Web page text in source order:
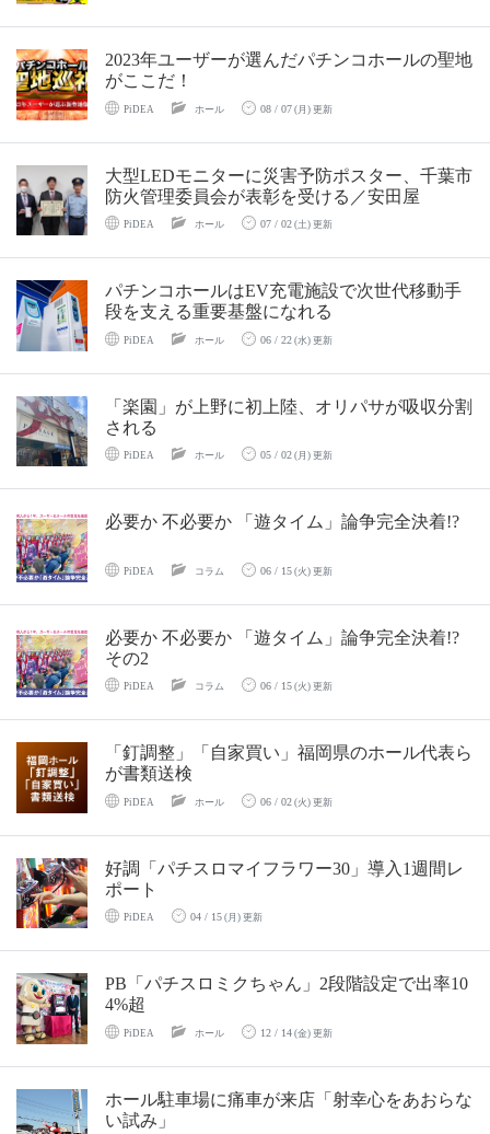
2023年ユーザーが選んだパチンコホールの聖地
がここだ！
PiDEA ホール 08 / 07(月) 更新
大型LEDモニターに災害予防ポスター、千葉市
防火管理委員会が表彰を受ける／安田屋
PiDEA ホール 07 / 02(土) 更新
パチンコホールはEV充電施設で次世代移動手
段を支える重要基盤になれる
PiDEA ホール 06 / 22(水) 更新
「楽園」が上野に初上陸、オリパサが吸収分割
される
PiDEA ホール 05 / 02(月) 更新
必要か 不必要か 「遊タイム」論争完全決着!?
PiDEA コラム 06 / 15(火) 更新
必要か 不必要か 「遊タイム」論争完全決着!?
その2
PiDEA コラム 06 / 15(火) 更新
「釘調整」「自家買い」福岡県のホール代表ら
が書類送検
PiDEA ホール 06 / 02(火) 更新
好調「パチスロマイフラワー30」導入1週間レ
ポート
PiDEA 04 / 15(月) 更新
PB「パチスロミクちゃん」2段階設定で出率10
4%超
PiDEA ホール 12 / 14(金) 更新
ホール駐車場に痛車が来店「射幸心をあおらな
い試み」